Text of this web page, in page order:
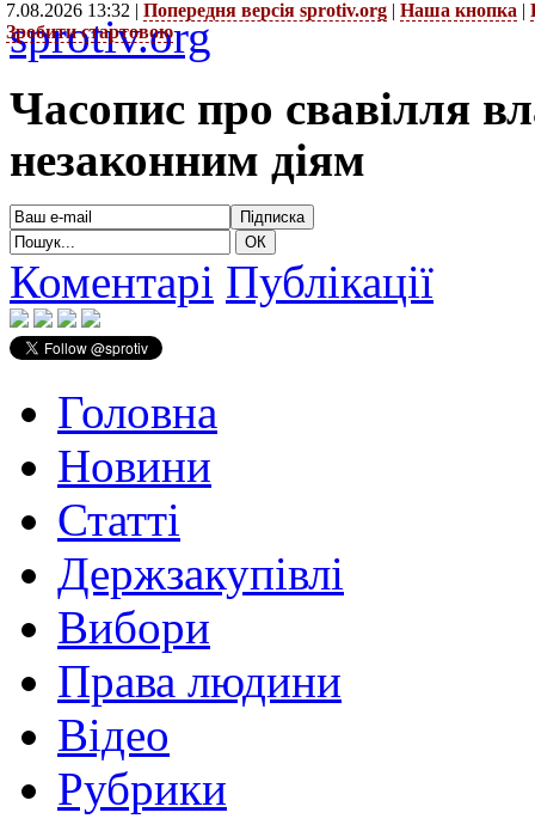
7.08.2026 13:32 | Попередня версія sprotiv.org | Наша кнопка |
Зробити стартовою
sprotiv.org
Часопис про свавілля
незаконним діям
Коментарі Публікації
Головна
Новини
Статті
Держзакупівлі
Вибори
Права людини
Відео
Рубрики